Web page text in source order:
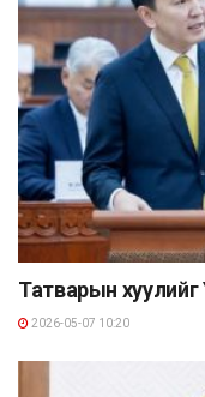
Татварын хуулийг
2026-05-07 10:20